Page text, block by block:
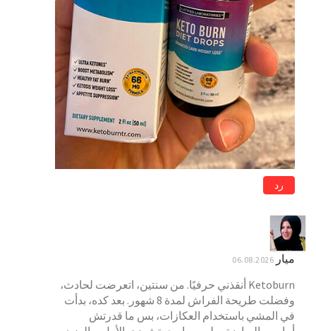
رد
ميار 06.08.2026
Ketoburn أنقذني حرفيًا. من سنتين، اتعرضت لحادث،
وفضلت طريحة الفراش لمدة 8 شهور. بعد كده، بدأت
في المشي باستخدام العكازات، بس ما قدرتش